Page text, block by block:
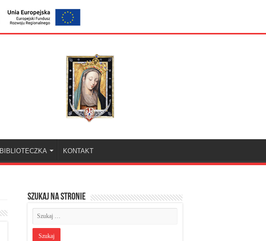
BIBLIOTECZKA KONTAKT
Szukaj na stronie